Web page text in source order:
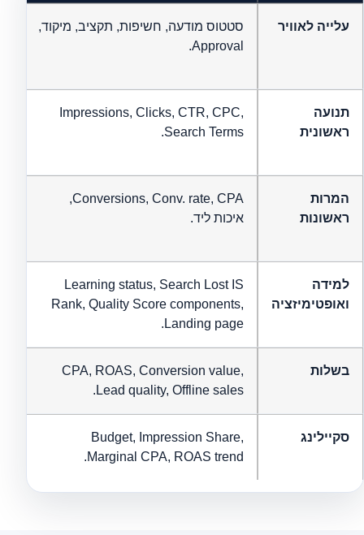
עלייה לאוויר
סטטוס מודעה, חשיפות, תקציב, מיקוד,
Approval.
תנועה
ראשונית
Impressions, Clicks, CTR, CPC,
Search Terms.
המרות
ראשונות
Conversions, Conv. rate, CPA,
איכות ליד.
למידה
ואופטימיזציה
Learning status, Search Lost IS
Rank, Quality Score components,
Landing page.
בשלות
CPA, ROAS, Conversion value,
Lead quality, Offline sales.
סקיילינג
Budget, Impression Share,
Marginal CPA, ROAS trend.